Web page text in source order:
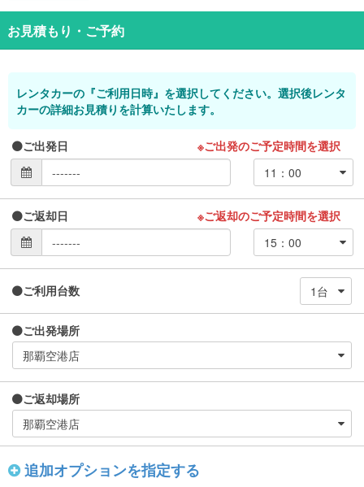
お見積もり・ご予約
レンタカーの『ご利用日時』を選択してください。選択後レンタ
カーの詳細お見積りを計算いたします。
ご出発日 ※ご出発のご予定時間を選択
ご返却日 ※ご返却のご予定時間を選択
ご利用台数
ご出発場所
ご返却場所
追加オプションを指定する